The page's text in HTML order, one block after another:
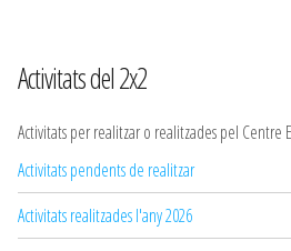
Activitats del 2x2
Activitats per realitzar o realitzades pel Centre
Activitats pendents de realitzar
Activitats realitzades l'any 2026